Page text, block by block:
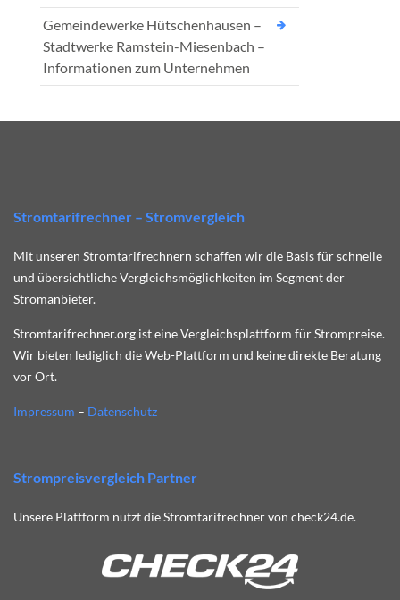
Gemeindewerke Hütschenhausen –
Stadtwerke Ramstein-Miesenbach –
Informationen zum Unternehmen
Stromtarifrechner – Stromvergleich
Mit unseren Stromtarifrechnern schaffen wir die Basis für schnelle
und übersichtliche Vergleichsmöglichkeiten im Segment der
Stromanbieter.
Stromtarifrechner.org ist eine Vergleichsplattform für Strompreise.
Wir bieten lediglich die Web-Plattform und keine direkte Beratung
vor Ort.
Impressum – Datenschutz
Strompreisvergleich Partner
Unsere Plattform nutzt die Stromtarifrechner von check24.de.